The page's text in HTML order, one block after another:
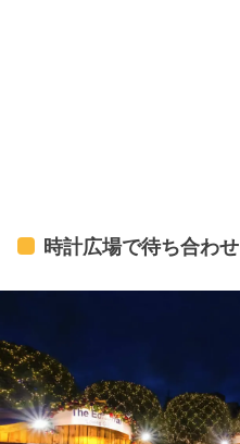
時計広場で待ち合わせ